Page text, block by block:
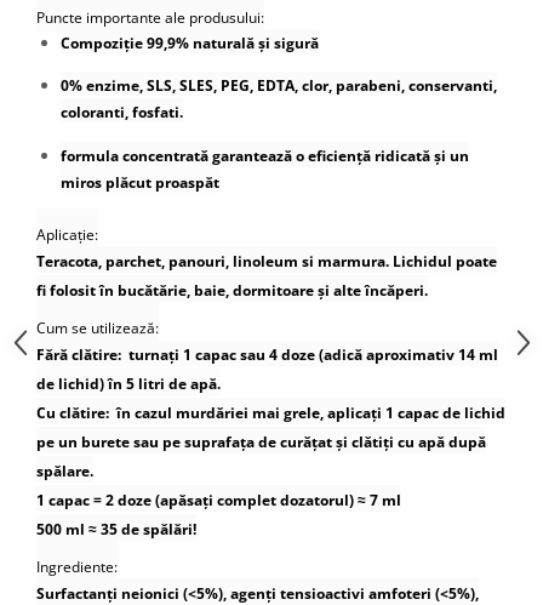
Puncte importante ale produsului:
Compoziție 99,9% naturală și sigură
0% enzime, SLS, SLES, PEG, EDTA, clor, parabeni, conservanti,
coloranti, fosfati.
formula concentrată garantează o eficiență ridicată și un
miros plăcut proaspăt
Aplicație:
Teracota, parchet, panouri, linoleum si marmura. Lichidul poate
fi folosit în bucătărie, baie, dormitoare și alte încăperi.
Cum se utilizează:
Fără clătire: turnați 1 capac sau 4 doze (adică aproximativ 14 ml
de lichid) în 5 litri de apă.
Cu clătire: în cazul murdăriei mai grele, aplicați 1 capac de lichid
pe un burete sau pe suprafața de curățat și clătiți cu apă după
spălare.
1 capac = 2 doze (apăsați complet dozatorul) ≈ 7 ml
500 ml ≈ 35 de spălări!
Ingrediente:
Surfactanți neionici (<5%), agenți tensioactivi amfoteri (<5%),